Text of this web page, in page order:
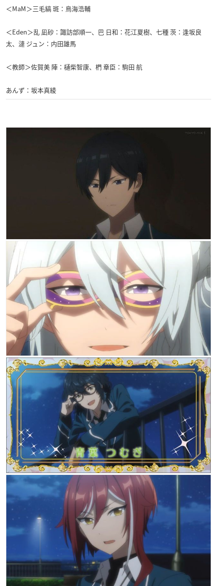
＜MaM＞三毛縞 斑：鳥海浩輔
＜Eden＞乱 凪砂：諏訪部順一、巴 日和：花江夏樹、七種 茨：逢坂良
太、漣 ジュン：内田雄馬
＜教師＞佐賀美 陣：樋柴智康、椚 章臣：駒田 航
あんず：坂本真綾